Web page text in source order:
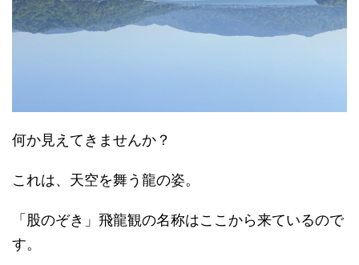
何か見えてきませんか？
これは、天空を舞う龍の姿。
「股のぞき」飛龍観の名称はここから来ているので
す。